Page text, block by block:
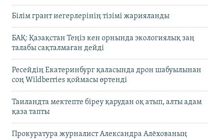
Білім грант иегерлерінің тізімі жарияланды
БАҚ: Қазақстан Теңіз кен орнында экологиялық заң
талабы сақталмаған дейді
Ресейдің Екатеринбург қаласында дрон шабуылынан
соң Wildberries қоймасы өртенді
Таиландта мектепте біреу қарудан оқ атып, алты адам
қаза тапты
Прокуратура журналист Александра Алёхованың